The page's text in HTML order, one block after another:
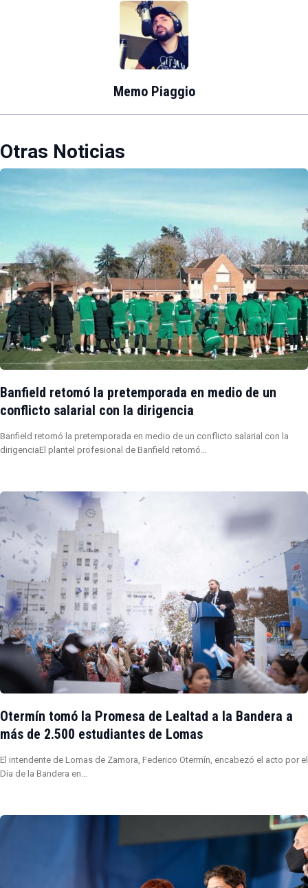
Memo Piaggio
Otras Noticias
Banfield retomó la pretemporada en medio de un
conflicto salarial con la dirigencia
Banfield retomó la pretemporada en medio de un conflicto salarial con la
dirigenciaEl plantel profesional de Banfield retomó…
Otermín tomó la Promesa de Lealtad a la Bandera a
más de 2.500 estudiantes de Lomas
El intendente de Lomas de Zamora, Federico Otermín, encabezó el acto por el
Día de la Bandera en…